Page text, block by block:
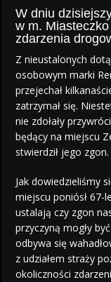
W dniu
w m.
zdarzenia
Z nieustalonych
osobowym marki
przejechał
zatrzymał się.
nie zdołały
będący na miejscu
stwierdził jego zgon.
Jak dowiedzieliśmy
miejscu poniósł 67-
ustalają czy zgon
przyczyną mogły
odbywa się
z udziałem straży
okoliczności